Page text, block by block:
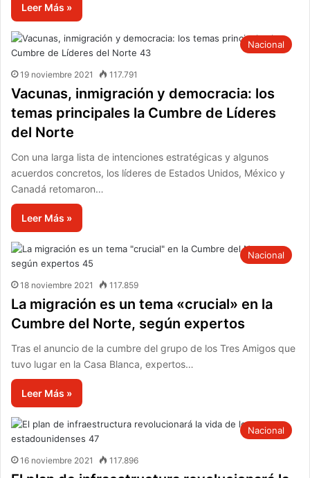
Leer Más »
Nacional
19 noviembre 2021 117.791
Vacunas, inmigración y democracia: los
temas principales la Cumbre de Líderes
del Norte
Con una larga lista de intenciones estratégicas y algunos
acuerdos concretos, los líderes de Estados Unidos, México y
Canadá retomaron…
Leer Más »
Nacional
18 noviembre 2021 117.859
La migración es un tema «crucial» en la
Cumbre del Norte, según expertos
Tras el anuncio de la cumbre del grupo de los Tres Amigos que
tuvo lugar en la Casa Blanca, expertos…
Leer Más »
Nacional
16 noviembre 2021 117.896